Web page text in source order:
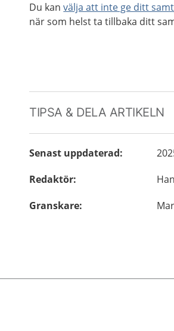
Du kanvälja att inte ge ditt
när som helst ta tillbaka ditt
TIPSA & DELA ARTIKELN
Senast uppdaterad:
Redaktör:
Granskare: